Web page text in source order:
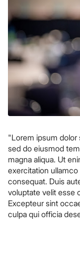
"Lorem ipsum dolor
sed do eiusmod
magna aliqua. Ut
exercitation
consequat. Duis
voluptate velit esse
Excepteur sint
culpa qui officia